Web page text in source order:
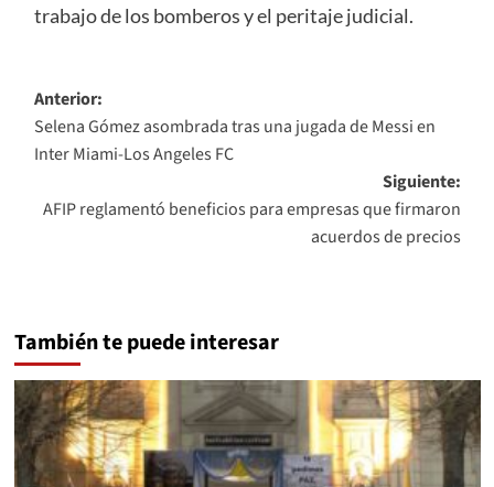
trabajo de los bomberos y el peritaje judicial.
Navegación
de
entradas
Anterior:
Selena Gómez asombrada tras una jugada de Messi en
Inter Miami-Los Angeles FC
Siguiente:
AFIP reglamentó beneficios para empresas que firmaron
acuerdos de precios
También te puede interesar